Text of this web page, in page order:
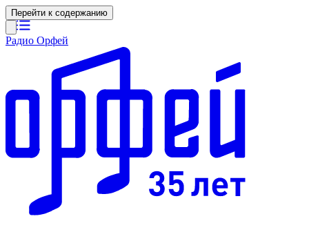
Перейти к содержанию
Радио Орфей